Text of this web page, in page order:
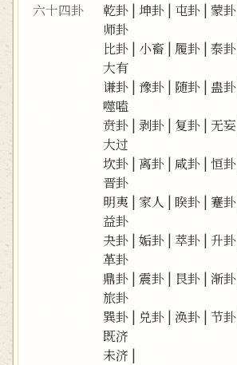
六十四卦
乾卦 | 坤卦 | 屯卦 |蒙卦
师卦
比卦 | 小畜 | 履卦 |泰卦
大有
谦卦 |豫卦 | 随卦 | 蛊卦
噬嗑
贲卦 | 剥卦 | 复卦 | 无妄
大过
坎卦 |离卦 | 咸卦 |恒卦
晋卦
明夷 |家人 |睽卦 | 蹇卦
益卦
夬卦 |姤卦 | 萃卦 |升卦
革卦
鼎卦 |震卦 | 艮卦 |渐卦
旅卦
巽卦 | 兑卦 |涣卦 |节卦
既济
未济 |